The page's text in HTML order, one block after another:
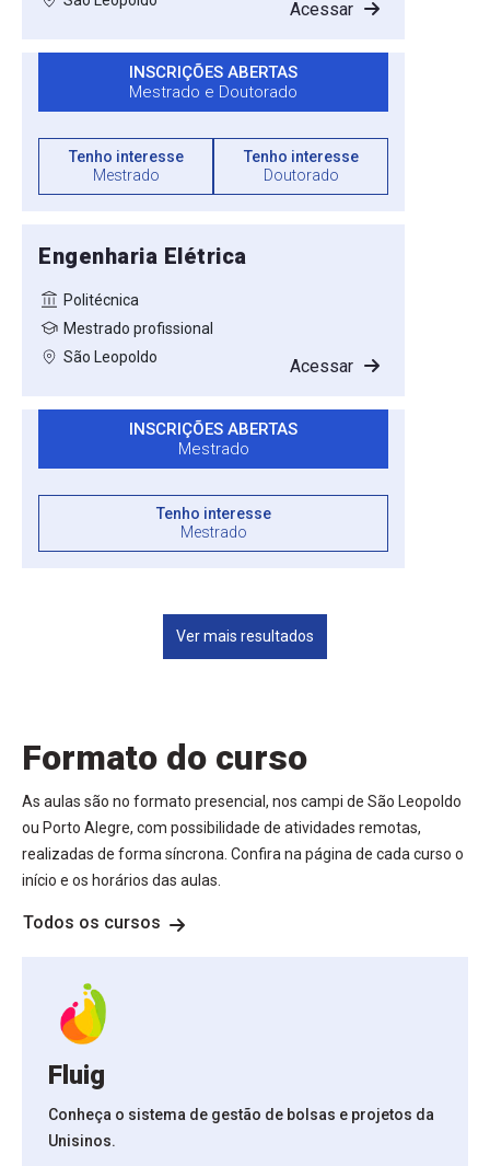
Acessar
INSCRIÇÕES ABERTAS
Mestrado e Doutorado
Tenho interesse
Mestrado
Tenho interesse
Doutorado
Engenharia Elétrica
Politécnica
São Leopoldo
Mestrado profissional
Acessar
INSCRIÇÕES ABERTAS
Mestrado
Tenho interesse
Mestrado
Ver mais resultados
Formato do curso
As aulas são no formato presencial, nos campi de São Leopoldo
ou Porto Alegre, com possibilidade de atividades remotas,
realizadas de forma síncrona. Confira na página de cada curso o
início e os horários das aulas.
Todos os cursos
Fluig
Conheça o sistema de gestão de bolsas e projetos da
Unisinos.